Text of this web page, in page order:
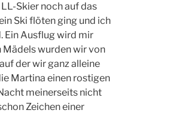
Skier noch auf das
Ski flöten ging und ich
Ein Ausflug wird mir
Mädels wurden wir von
der wir ganz alleine
Martina einen rostigen
meinerseits nicht
Zeichen einer